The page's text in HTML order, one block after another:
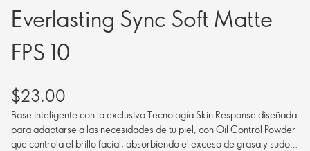
Everlasting Sync Soft Matte
FPS 10
$23.00
Base inteligente con la exclusiva Tecnología Skin Response diseñada
para adaptarse a las necesidades de tu piel, con Oil Control Powder
que controla el brillo facial, absorbiendo el exceso de grasa y sudor,